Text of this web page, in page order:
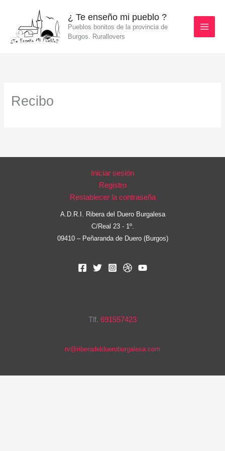
contenido
¿ Te enseño mi pueblo ?
Pueblos bonitos de la provincia de
Burgos. Rurallovers
Recibo
Iniciar sesión
Registro
Restablecer la contraseña
A.D.R.I. Ribera del Duero Burgalesa
C/Real 23 - 1º.
09410 – Peñaranda de Duero (Burgos)
Tlf. 691557423
rv@riberadeldueroburgalesa.com